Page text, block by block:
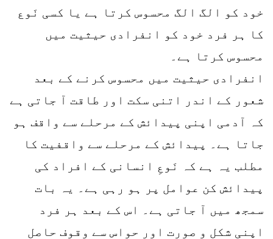
خود کو الگ الگ محسوس کرتا ہے یا کسی نَوع
کا ہر فرد خود کو انفرادی حیثیت میں
محسوس کرتا ہے۔
انفرادی حیثیت میں محسوس کرنے کے بعد
شعور کے اندر اتنی سکت اور طاقت آ جاتی ہے
کہ آدمی اپنی پیدائش کے مرحلے سے واقف ہو
جاتا ہے۔ پیدائش کے مرحلے سے واقفیت کا
مطلب یہ ہے کہ نَوعِ انسانی کے افراد کی
پیدائش کن عوامل پر ہو رہی ہے۔ یہ بات
سمجھ میں آ جاتی ہے۔ اس کے بعد ہر فرد
اپنی شکل و صورت اور حواس سے وقوف حاصل